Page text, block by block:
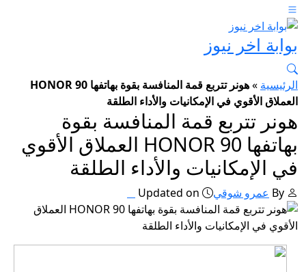
بوابة اخر نيوز
الرئيسية »
هونر تتربع قمة المنافسة بقوة بهاتفها HONOR 90
العملاق الأقوي في الإمكانيات والأداء الطلقة
هونر تتربع قمة المنافسة بقوة
بهاتفها HONOR 90 العملاق الأقوي
في الإمكانيات والأداء الطلقة
By عمرو شوقي Updated on